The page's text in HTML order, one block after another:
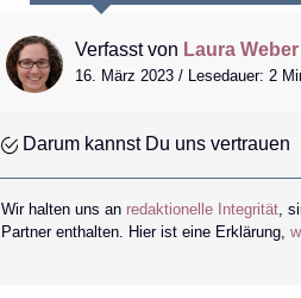
Verfasst von Laura Weber
16. März 2023 / Lesedauer: 2
Darum kannst Du uns vertrauen
Wir halten uns an redaktionelle Integrität,
Partner enthalten. Hier ist eine Erklärung,